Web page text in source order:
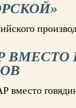
вместо